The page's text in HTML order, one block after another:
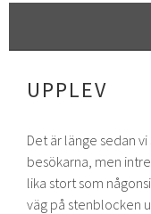
UPPLEV
Det är länge sedan
besökarna, men
lika stort som
väg på stenblocken